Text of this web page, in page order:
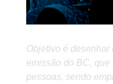
Objetivo é desenhar
emissão do BC,
pessoas, sendo